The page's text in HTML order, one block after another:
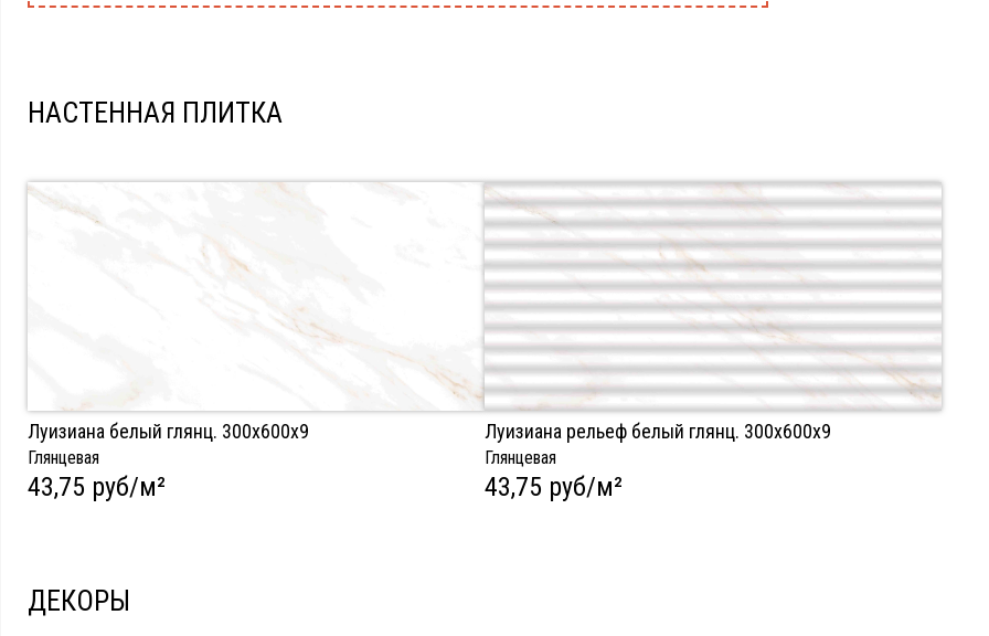
НАСТЕННАЯ ПЛИТКА
Луизиана белый глянц. 300х600x9
Глянцевая
43,75 руб/м²
Луизиана рельеф белый глянц. 300х600x9
Глянцевая
43,75 руб/м²
ДЕКОРЫ